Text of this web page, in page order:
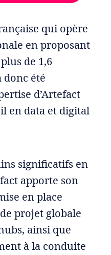
qui opère
en proposant
de 1,6
été
d’Artefact
en data et digital
significatifs en
apporte son
en place
projet globale
ainsi que
à la conduite